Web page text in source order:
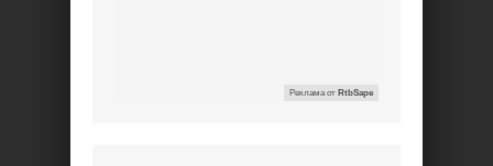
Реклама от RtbSape